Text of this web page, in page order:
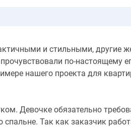
и стильными, другие
по-настоящему
нашего проекта для
Девочке обязательно
Так как заказчик